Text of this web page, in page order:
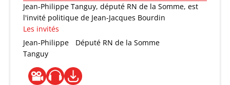
Jean-Philippe Tanguy, député RN de la Somme, est
l'invité politique de Jean-Jacques Bourdin
Les invités
Jean-Philippe
Tanguy
Député RN de la Somme